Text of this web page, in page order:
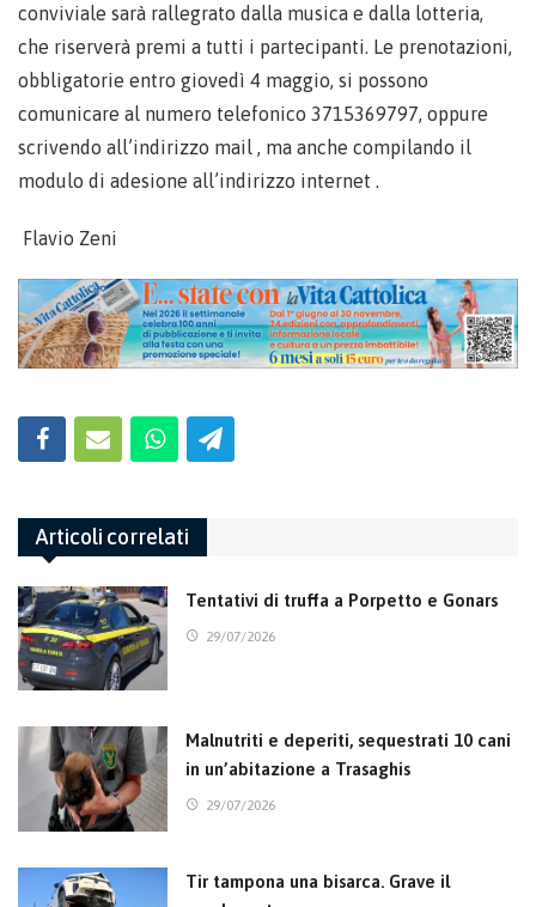
conviviale sarà rallegrato dalla musica e dalla lotteria,
che riserverà premi a tutti i partecipanti. Le prenotazioni,
obbligatorie entro giovedì 4 maggio, si possono
comunicare al numero telefonico 3715369797, oppure
scrivendo all’indirizzo mail , ma anche compilando il
modulo di adesione all’indirizzo internet .
Flavio Zeni
Articoli correlati
Tentativi di truffa a Porpetto e Gonars
29/07/2026
Malnutriti e deperiti, sequestrati 10 cani
in un’abitazione a Trasaghis
29/07/2026
Tir tampona una bisarca. Grave il